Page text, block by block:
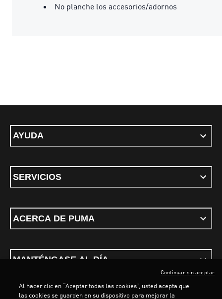
No planche los accesorios/adornos
AYUDA
SERVICIOS
ACERCA DE PUMA
MANTÉNGASE AL DÍA
Al hacer clic en “Aceptar todas las cookies”, usted acepta que
las cookies se guarden en su dispositivo para mejorar la
Continuar sin aceptar